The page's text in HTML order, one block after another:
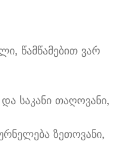
წამწამებით ვარ
საკანი თაღოვანი,
ზეთოვანი,